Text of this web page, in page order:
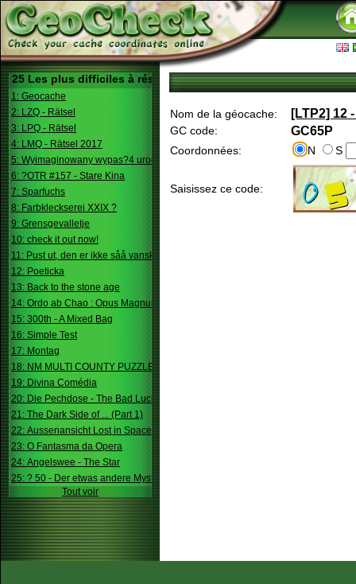
25 Les plus difficiles à résoudre
1: Geocache
2: LZQ - Rätsel
3: LPQ - Rätsel
4: LMQ - Rätsel 2017
5: Wyimaginowany wypas?4 urodziny
6: ?OTR #157 - Stare Kina
7: Sparfuchs
8: Farbkleckserei XXIX ?
9: Grensgevalletje
10: check it out now!
11: Pust ut, den er ikke såå vanskelig.
12: Poeticka
13: Back to the stone age
14: Ordo ab Chao : Opus Magnum
15: 300th - A Mixed Bag
16: Simple Test
17: Montag
18: NM MULTI COUNTY PUZZLE
19: Divina Comédia
20: Die Pechdose - The Bad Luck Box
21: The Dark Side of ... (Part 1)
22: Aussenansicht Lost in Space
23: O Fantasma da Opera
24: Angelswee - The Star
25: ? 50 - Der etwas andere Mystery
Tout voir
Nom de la géocache: [LTP2] 12
GC code: GC65P
Coordonnées: N S
Saisissez ce code: